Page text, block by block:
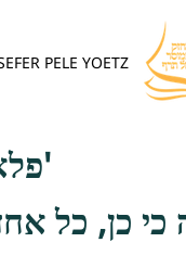
PELE YOETZ
פלא יועץ - אות א'
כן, כל